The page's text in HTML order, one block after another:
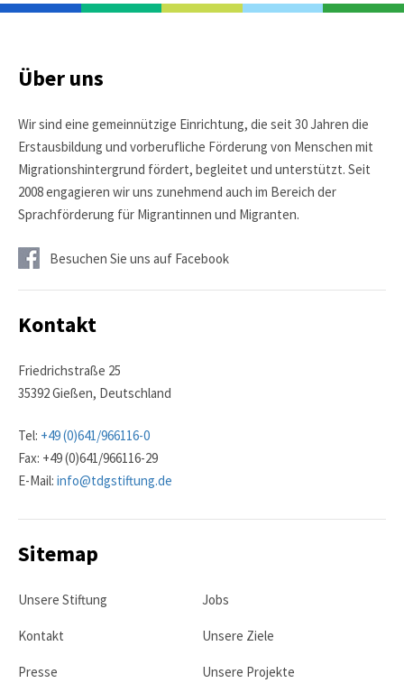
Über uns
Wir sind eine gemeinnützige Einrichtung, die seit 30 Jahren die
Erstausbildung und vorberufliche Förderung von Menschen mit
Migrationshintergrund fördert, begleitet und unterstützt. Seit
2008 engagieren wir uns zunehmend auch im Bereich der
Sprachförderung für Migrantinnen und Migranten.
Besuchen Sie uns auf Facebook
Kontakt
Friedrichstraße 25
35392 Gießen, Deutschland
Tel: +49 (0)641/966116-0
Fax: +49 (0)641/966116-29
E-Mail: info@tdgstiftung.de
Sitemap
Unsere Stiftung Jobs
Kontakt Unsere Ziele
Presse Unsere Projekte